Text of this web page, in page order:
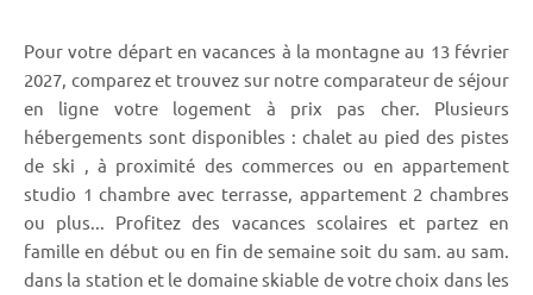
Pour votre départ en vacances à la montagne au 13 février
2027, comparez et trouvez sur notre comparateur de séjour
en ligne votre logement à prix pas cher. Plusieurs
hébergements sont disponibles : chalet au pied des pistes
de ski , à proximité des commerces ou en appartement
studio 1 chambre avec terrasse, appartement 2 chambres
ou plus... Profitez des vacances scolaires et partez en
famille en début ou en fin de semaine soit du sam. au sam.
dans la station et le domaine skiable de votre choix dans les